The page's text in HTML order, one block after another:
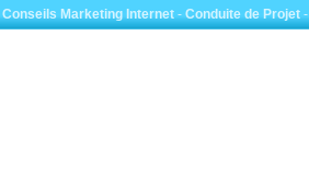
Conseils Marketing Internet- Conduite de Projet-